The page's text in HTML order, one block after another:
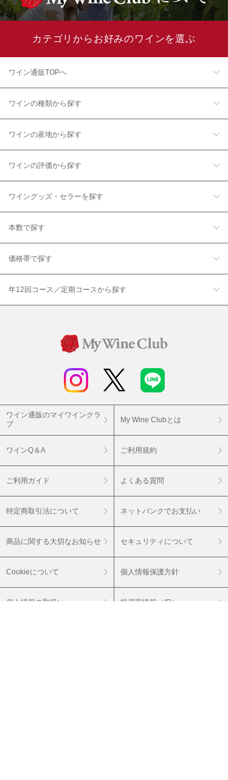
カテゴリからお好みのワインを選ぶ
ワイン通販TOPへ
ワインの種類から探す
ワインの産地から探す
ワインの評価から探す
ワイングッズ・セラーを探す
本数で探す
価格帯で探す
年12回コース／定期コースから探す
ワイン通販のマイワインクラ
ブ
My Wine Clubとは
ワインQ＆A ご利用規約
ご利用ガイド よくある質問
特定商取引法について ネットバンクでお支払い
商品に関する大切なお知らせ セキュリティについて
Cookieについて 個人情報保護方針
個人情報の取扱い 投資家情報（IR）